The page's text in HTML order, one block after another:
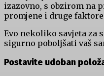
izazovno, s obzirom na
promjene i druge
Evo nekoliko savjeta za
sigurno poboljšati vaš
Postavite udoban